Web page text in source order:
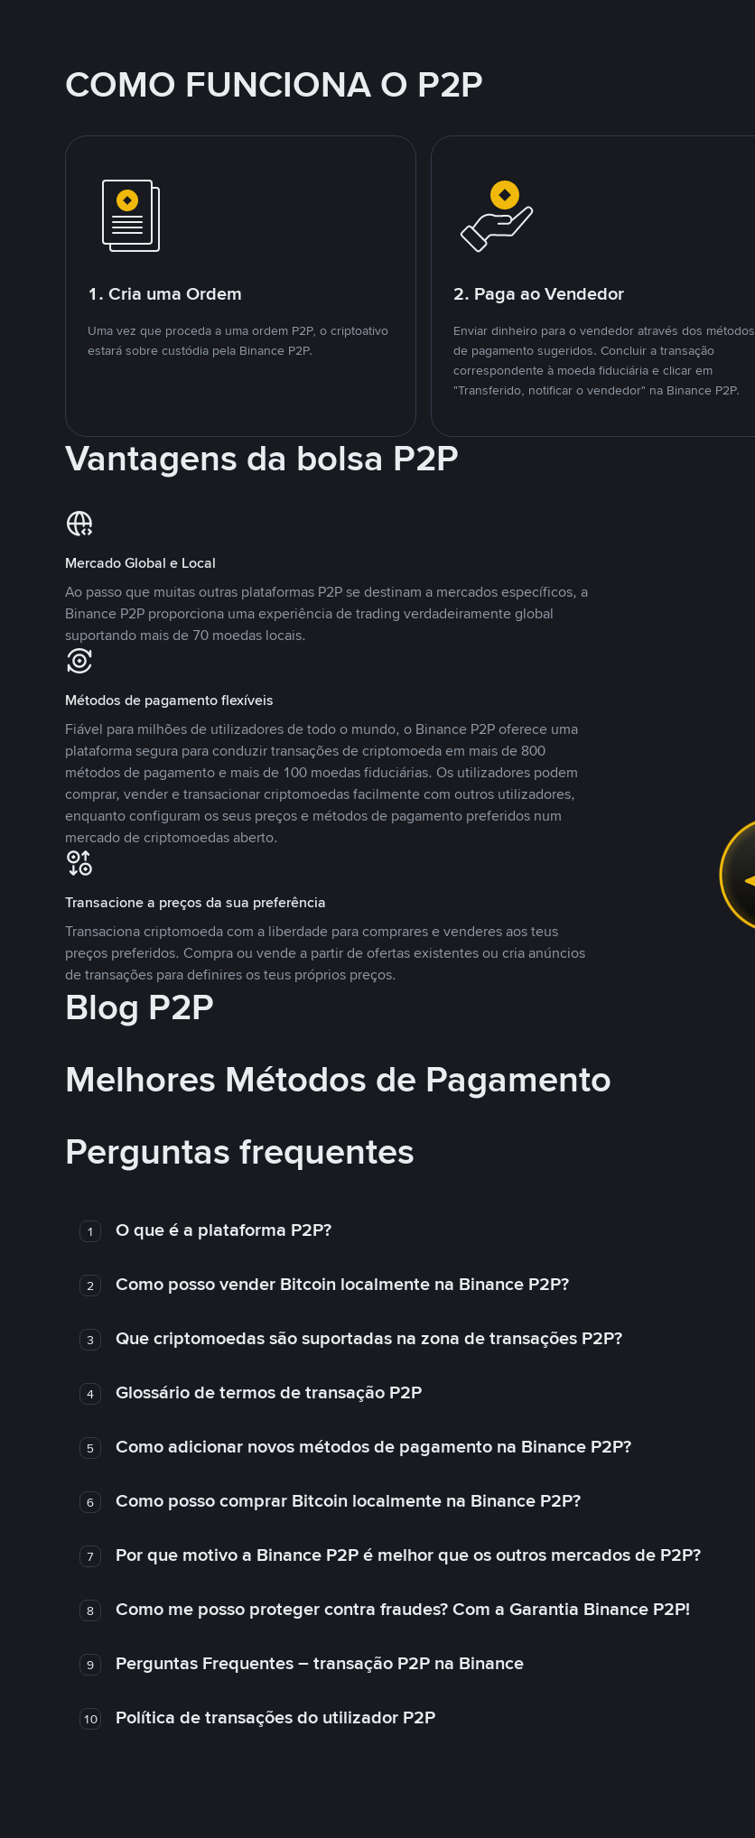
COMO FUNCIONA O P2P
1. Cria uma Ordem
Uma vez que proceda a uma ordem P2P, o criptoativo
estará sobre custódia pela Binance P2P.
2. Paga ao Vendedor
Enviar dinheiro para o vendedor através dos métodos
de pagamento sugeridos. Concluir a transação
correspondente à moeda fiduciária e clicar em
"Transferido, notificar o vendedor" na Binance P2P.
Vantagens da bolsa P2P
Mercado Global e Local
Ao passo que muitas outras plataformas P2P se destinam a mercados específicos, a
Binance P2P proporciona uma experiência de trading verdadeiramente global
suportando mais de 70 moedas locais.
Métodos de pagamento flexíveis
Fiável para milhões de utilizadores de todo o mundo, o Binance P2P oferece uma
plataforma segura para conduzir transações de criptomoeda em mais de 800
métodos de pagamento e mais de 100 moedas fiduciárias. Os utilizadores podem
comprar, vender e transacionar criptomoedas facilmente com outros utilizadores,
enquanto configuram os seus preços e métodos de pagamento preferidos num
mercado de criptomoedas aberto.
Transacione a preços da sua preferência
Transaciona criptomoeda com a liberdade para comprares e venderes aos teus
preços preferidos. Compra ou vende a partir de ofertas existentes ou cria anúncios
de transações para definires os teus próprios preços.
Blog P2P
Melhores Métodos de Pagamento
Perguntas frequentes
1 O que é a plataforma P2P?
2 Como posso vender Bitcoin localmente na Binance P2P?
3 Que criptomoedas são suportadas na zona de transações P2P?
4 Glossário de termos de transação P2P
5 Como adicionar novos métodos de pagamento na Binance P2P?
6 Como posso comprar Bitcoin localmente na Binance P2P?
7 Por que motivo a Binance P2P é melhor que os outros mercados de P2P?
8 Como me posso proteger contra fraudes? Com a Garantia Binance P2P!
9 Perguntas Frequentes – transação P2P na Binance
10 Política de transações do utilizador P2P